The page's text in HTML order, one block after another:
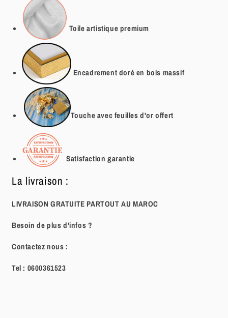
Toile artistiquepremium
Encadrement doré en bois massif
Touche avec feuilles d'or offert
Satisfaction garantie
La livraison :
LIVRAISON GRATUITE PARTOUT AU MAROC
Besoin de plus d'infos ?
Contactez nous :
Tel : 0600361523